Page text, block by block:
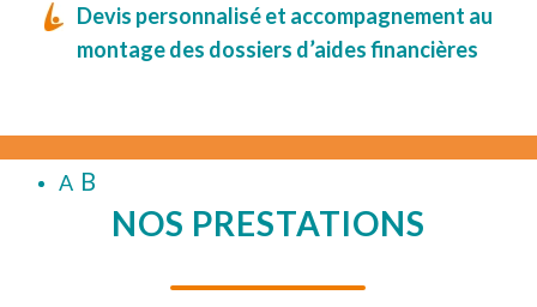
Devis personnalisé et accompagnement au
montage des dossiers d’aides financières
A B
NOS PRESTATIONS